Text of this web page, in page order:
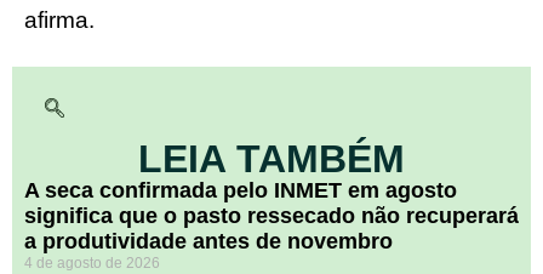
afirma.
LEIA TAMBÉM
A seca confirmada pelo INMET em agosto
significa que o pasto ressecado não recuperará
a produtividade antes de novembro
4 de agosto de 2026